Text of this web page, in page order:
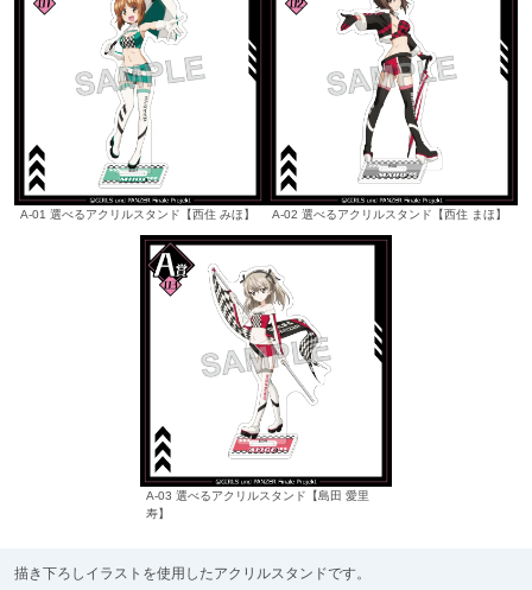
A-01 選べるアクリルスタンド【西住 みほ】 A-02 選べるアクリルスタンド【西住 まほ】
A-03 選べるアクリルスタンド【島田 愛里
寿】
描き下ろしイラストを使用したアクリルスタンドです。